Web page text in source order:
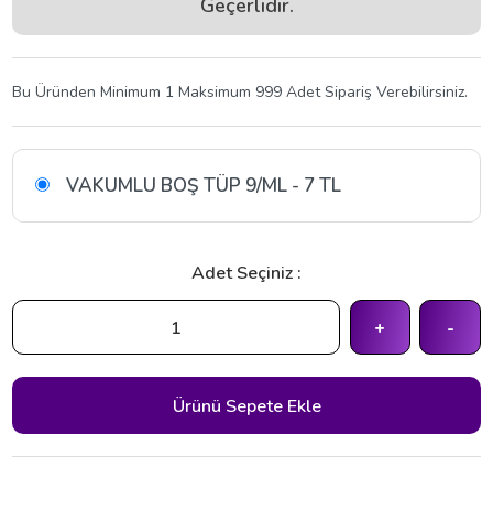
Geçerlidir.
Bu Üründen Minimum 1 Maksimum 999 Adet Sipariş Verebilirsiniz.
VAKUMLU BOŞ TÜP 9/ML - 7 TL
Adet Seçiniz :
+ -